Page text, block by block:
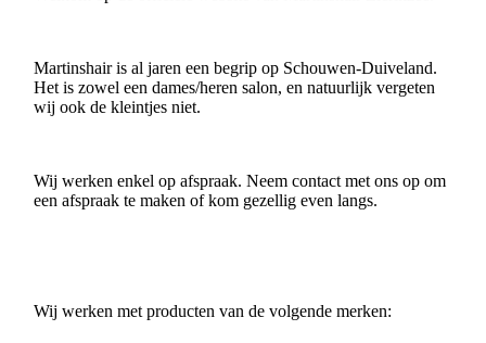
Martinshair is al jaren een begrip op Schouwen-Duiveland.
Het is zowel een dames/heren salon, en natuurlijk vergeten
wij ook de kleintjes niet.
Wij werken enkel op afspraak. Neem contact met ons op om
een afspraak te maken of kom gezellig even langs.
Wij werken met producten van de volgende merken: